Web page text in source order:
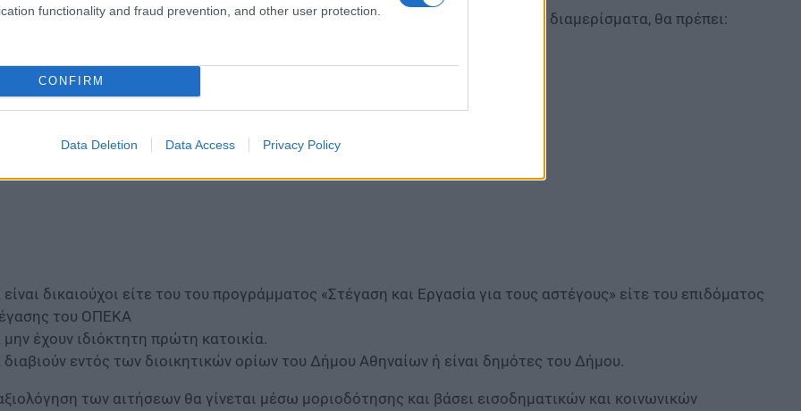
functionality and fraud prevention, and other user protection.
CONFIRM
Data Deletion Data Access Privacy Policy
του προγράμματος, οι οποίοι θα στεγαστούν στα ανακαινισμένα διαμερίσματα, θα πρέπει:
δικαιούχοι είτε του του προγράμματος «Στέγαση και Εργασία για τους αστέγους» είτε του επιδόματος
του ΟΠΕΚΑ
έχουν ιδιόκτητη πρώτη κατοικία.
εντός των διοικητικών ορίων του Δήμου Αθηναίων ή είναι δημότες του Δήμου.
των αιτήσεων θα γίνεται μέσω μοριοδότησης και βάσει εισοδηματικών και κοινωνικών